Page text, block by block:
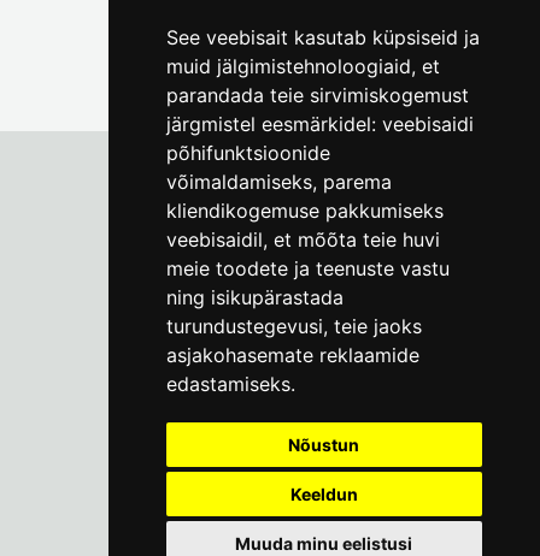
See veebisait kasutab küpsiseid ja
muid jälgimistehnoloogiaid, et
parandada teie sirvimiskogemust
järgmistel eesmärkidel: veebisaidi
põhifunktsioonide
võimaldamiseks, parema
kliendikogemuse pakkumiseks
veebisaidil, et mõõta teie huvi
meie toodete ja teenuste vastu
ning isikupärastada
turundustegevusi, teie jaoks
asjakohasemate reklaamide
edastamiseks.
Nõustun
Keeldun
Muuda minu eelistusi
Tallinna Linnamuuseum
Vene 17
E-R kell 9-17(+372) 610 4178
info@linnamuuseum.ee
Küpsisepoliitika